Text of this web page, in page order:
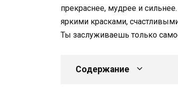
прекраснее, мудрее и
яркими красками,
Ты заслуживаешь только
Содержание